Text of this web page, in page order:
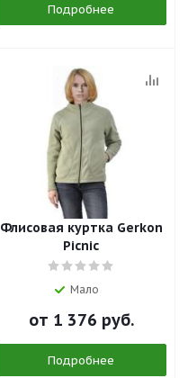
Подробнее
Флисовая куртка Gerkon
Picnic
Мало
от 1 376 руб.
Подробнее